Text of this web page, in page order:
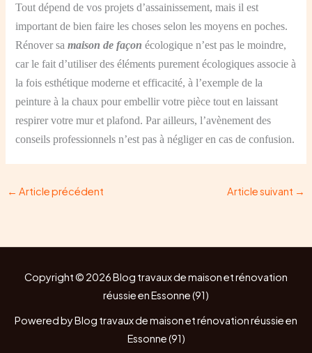
Tout dépend de vos projets d’assainissement, mais il est
important de bien faire les choses selon les moyens en poches.
Rénover samaison de façon écologique n’est pas le moindre,
car le fait d’utiliser des éléments purement écologiques associe à
la fois esthétique moderne et efficacité, à l’exemple de la
peinture à la chaux pour embellir votre pièce tout en laissant
respirer votre mur et plafond. Par ailleurs, l’avènement des
conseils professionnels n’est pas à négliger en cas de confusion.
← Article précédent Article suivant →
Copyright © 2026 Blog travaux de maison et rénovation
réussie en Essonne (91)
Powered by Blog travaux de maison et rénovation réussie en
Essonne (91)